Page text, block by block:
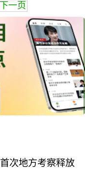
下一页
次地方考察释放